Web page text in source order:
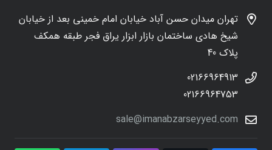
تهران میدان حسن آباد خیابان امام خمینی بعد از خیابان
شیخ هادی ساختمان بازار ابزار یراق فجر طبقه همکف
پلاک 40
02166964913
02166964753
sale@imanabzarseyyed.com